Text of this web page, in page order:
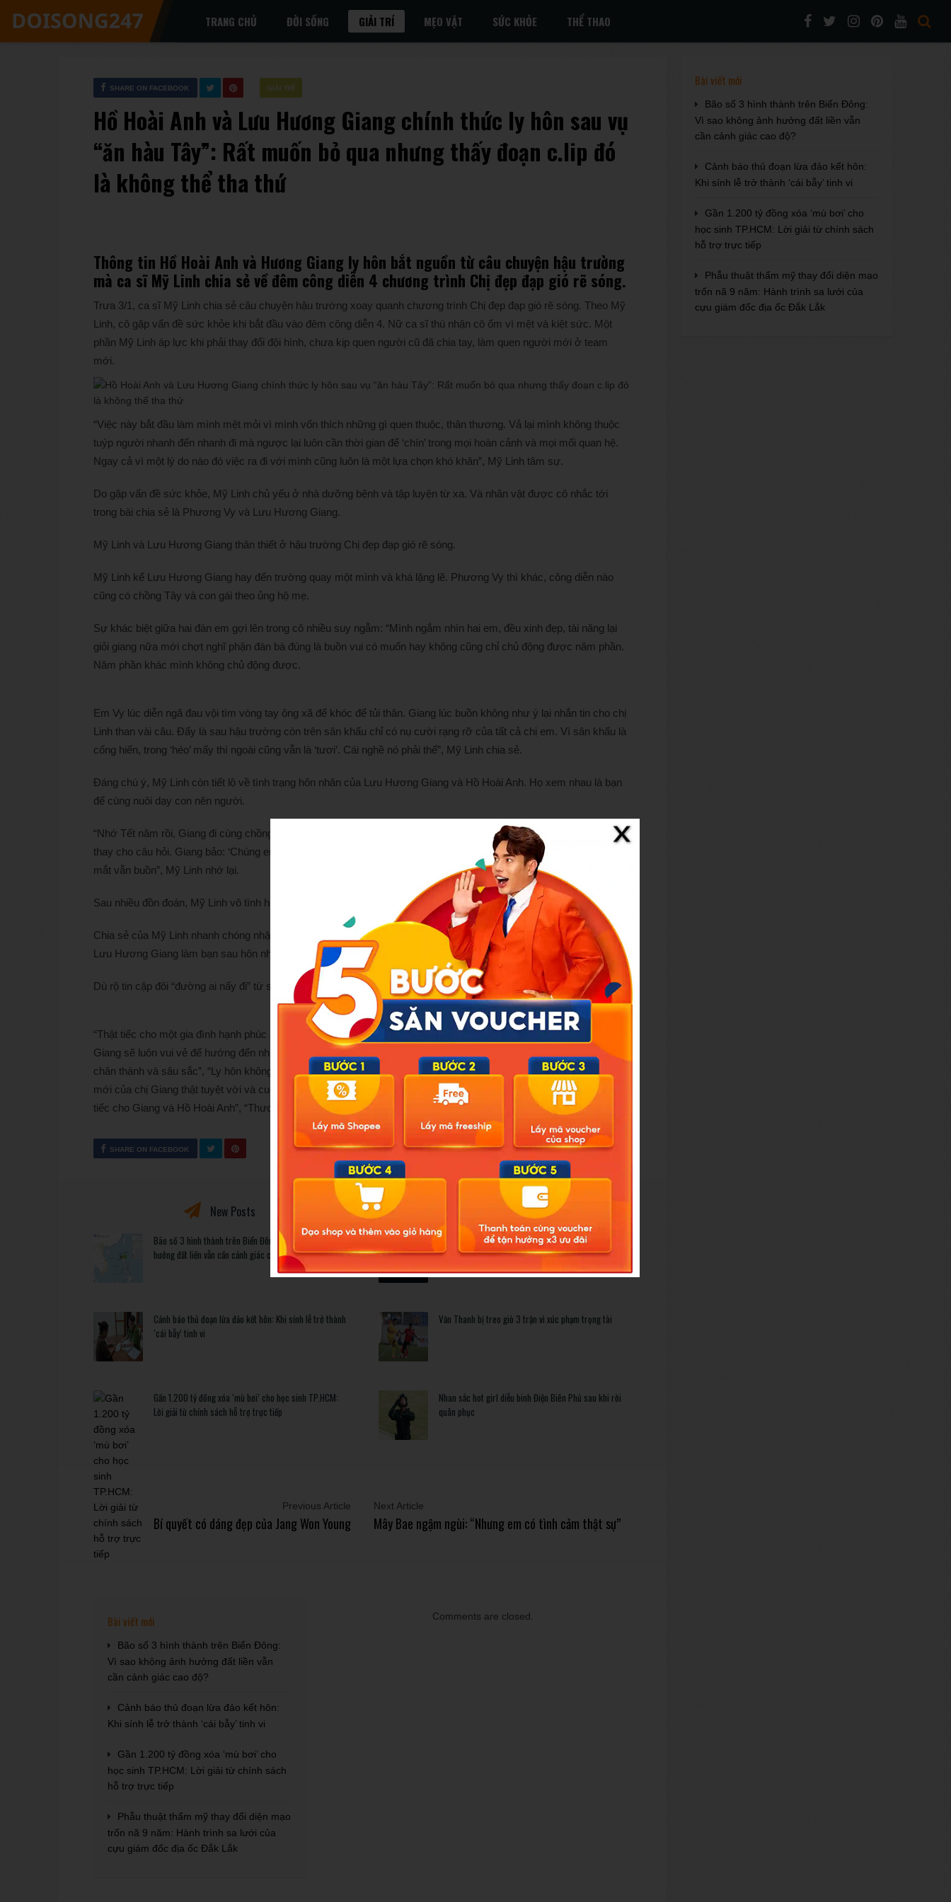
TRANG CHỦ ĐỜI SỐNG GIẢI TRÍ MẸO VẶT SỨC KHỎE THỂ THAO
GIẢI TRÍ
SHARE ON FACEBOOK
Hồ Hoài Anh và Lưu Hương Giang chính thức ly hôn sau vụ
“ăn hàu Tây”: Rất muốn bỏ qua nhưng thấy đoạn c.lip đó
là không thể tha thứ
Thông tin Hồ Hoài Anh và Hương Giang ly hôn bắt nguồn từ câu chuyện hậu trường
mà ca sĩ Mỹ Linh chia sẻ về đêm công diễn 4 chương trình Chị đẹp đạp gió rẽ sóng.
Trưa 3/1, ca sĩ Mỹ Linh chia sẻ câu chuyện hậu trường xoay quanh chương trình Chị đẹp đạp gió rẽ sóng. Theo Mỹ
Linh, cô gặp vấn đề sức khỏe khi bắt đầu vào đêm công diễn 4. Nữ ca sĩ thú nhận cô ốm vì mệt và kiệt sức. Một
phần Mỹ Linh áp lực khi phải thay đổi đội hình, chưa kịp quen người cũ đã chia tay, làm quen người mới ở team
mới.
“Việc này bắt đầu làm mình mệt mỏi vì mình vốn thích những gì quen thuộc, thân thương. Vả lại mình không thuộc
tuýp người nhanh đến nhanh đi mà ngược lại luôn cần thời gian để ‘chín’ trong mọi hoàn cảnh và mọi mối quan hệ.
Ngay cả vì một lý do nào đó việc ra đi với mình cũng luôn là một lựa chọn khó khăn”, Mỹ Linh tâm sự.
Do gặp vấn đề sức khỏe, Mỹ Linh chủ yếu ở nhà dưỡng bệnh và tập luyện từ xa. Và nhân vật được cô nhắc tới
trong bài chia sẻ là Phương Vy và Lưu Hương Giang.
Mỹ Linh và Lưu Hương Giang thân thiết ở hậu trường Chị đẹp đạp gió rẽ sóng.
Mỹ Linh kể Lưu Hương Giang hay đến trường quay một mình và khá lặng lẽ. Phương Vy thì khác, công diễn nào
cũng có chồng Tây và con gái theo ủng hộ mẹ.
Sự khác biệt giữa hai đàn em gợi lên trong cô nhiều suy ngẫm: “Mình ngắm nhìn hai em, đều xinh đẹp, tài năng lại
giỏi giang nữa mới chợt nghĩ phận đàn bà đúng là buồn vui có muốn hay không cũng chỉ chủ động được năm phần.
Năm phần khác mình không chủ động được.
Em Vy lúc diễn ngã đau vội tìm vòng tay ông xã để khóc để tủi thân. Giang lúc buồn không như ý lại nhắn tin cho chị
Linh than vài câu. Đấy là sau hậu trường còn trên sân khấu chỉ có nụ cười rạng rỡ của tất cả chị em. Vì sân khấu là
cống hiến, trong ‘héo’ mấy thì ngoài cũng vẫn là ‘tươi’. Cái nghề nó phải thế”, Mỹ Linh chia sẻ.
Đáng chú ý, Mỹ Linh còn tiết lộ về tình trạng hôn nhân của Lưu Hương Giang và Hồ Hoài Anh. Họ xem nhau là bạn
để cùng nuôi dạy con nên người.
“Nhớ Tết năm rồi, Giang đi cùng chồng cũ đưa các con đến nhà chị Linh anh Quân chơi. Mình nhìn Giang ánh nhìn
thay cho câu hỏi. Giang bảo: ‘Chúng em quyết làm bạn, cùng nhau nuôi dạy các con nên người’. Rồi Giang cười mà
mắt vẫn buồn”, Mỹ Linh nhớ lại.
Sau nhiều đồn đoán, Mỹ Linh vô tình hé lộ thông tin Hồ Hoài Anh và Hương Giang đã “đường ai nấy đi”.
Chia sẻ của Mỹ Linh nhanh chóng nhận được sự quan tâm của người hâm mộ, đặc biệt thông tin Hồ Hoài Anh và
Lưu Hương Giang làm bạn sau hôn nhân.
Dù rộ tin cặp đôi “đường ai nấy đi” từ sau scandal của Hồ Hoài Anh ở nước ngoài, khán giả vẫn bày tỏ sự tiếc nuối.
“Thật tiếc cho một gia đình hạnh phúc nhưng nếu chia tay để cả hai cùng vui vẻ thì cũng tốt. Mong ca sĩ Lưu Hương
Giang sẽ luôn vui vẻ để hướng đến những điều tốt đẹp hơn bởi chia tay không phải là kết thúc. Chị Mỹ Linh viết thật
chân thành và sâu sắc”, “Ly hôn không có nghĩa là thất bại. Nó có thể là một sự khởi đầu mới. Chúc cho hành trình
mới của chị Giang thật tuyệt vời và cuộc sống sẽ nhẹ nhàng với chị hơn”, “Mong Giang tự tin, mạnh mẽ hơn. Cũng
tiếc cho Giang và Hồ Hoài Anh”, “Thương Giang quá. Cuộc tình đầy ngưỡng mộ của trước đây”…
SHARE ON FACEBOOK
New Posts
Bão số 3 hình thành trên Biển Đông: Vì sao không ảnh
hưởng đất liền vẫn cần cảnh giác cao độ?
Cảnh báo thủ đoạn lừa đảo kết hôn: Khi sính lễ trở thành
‘cái bẫy’ tinh vi
Gần 1.200 tỷ đồng xóa ‘mù bơi’ cho học sinh TP.HCM:
Lời giải từ chính sách hỗ trợ trực tiếp
Related Posts
Căng: Phát hiện 2 nàng hậu Vbiz bỏ theo dõi nhau, màn
đáp trả sau đó ngập “mùi drama”
Văn Thanh bị treo giò 3 trận vì xúc phạm trọng tài
Nhan sắc hot girl diễu binh Điện Biên Phủ sau khi rời
quân phục
Previous Article
Bí quyết có dáng đẹp của Jang Won Young
Next Article
Mây Bae ngậm ngùi: “Nhưng em có tình cảm thật sự”
Bài viết mới
Bão số 3 hình thành trên Biển Đông:
Vì sao không ảnh hưởng đất liền vẫn
cần cảnh giác cao độ?
Cảnh báo thủ đoạn lừa đảo kết hôn:
Khi sính lễ trở thành ‘cái bẫy’ tinh vi
Gần 1.200 tỷ đồng xóa ‘mù bơi’ cho
học sinh TP.HCM: Lời giải từ chính sách
hỗ trợ trực tiếp
Phẫu thuật thẩm mỹ thay đổi diện mạo
trốn nã 9 năm: Hành trình sa lưới của
cựu giám đốc địa ốc Đắk Lắk
Comments are closed.
Bài viết mới
Bão số 3 hình thành trên Biển Đông:
Vì sao không ảnh hưởng đất liền vẫn
cần cảnh giác cao độ?
Cảnh báo thủ đoạn lừa đảo kết hôn:
Khi sính lễ trở thành ‘cái bẫy’ tinh vi
Gần 1.200 tỷ đồng xóa ‘mù bơi’ cho
học sinh TP.HCM: Lời giải từ chính sách
hỗ trợ trực tiếp
Phẫu thuật thẩm mỹ thay đổi diện mạo
trốn nã 9 năm: Hành trình sa lưới của
cựu giám đốc địa ốc Đắk Lắk